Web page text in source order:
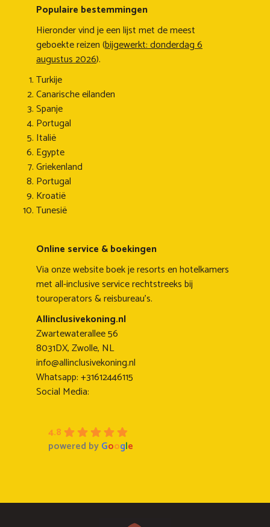
Populaire bestemmingen
Hieronder vind je een lijst met de meest
geboekte reizen (bijgewerkt: donderdag 6
augustus 2026).
Turkije
Canarische eilanden
Spanje
Portugal
Italië
Egypte
Griekenland
Portugal
Kroatië
Tunesië
Online service & boekingen
Via onze website boek je resorts en hotelkamers
met all-inclusive service rechtstreeks bij
touroperators & reisbureau's.
Allinclusivekoning.nl
Zwartewaterallee 56
8031DX, Zwolle, NL
info@allinclusivekoning.nl
Whatsapp: +31612446115
Social Media:
4.8
powered byGoogle